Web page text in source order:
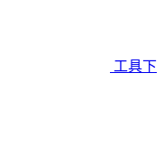
工具下